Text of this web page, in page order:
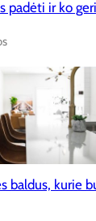
padėti ir ko
baldus, kurie